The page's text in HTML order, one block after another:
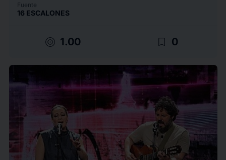
Fuente
16 ESCALONES
target 1.00 bookmark_border 0